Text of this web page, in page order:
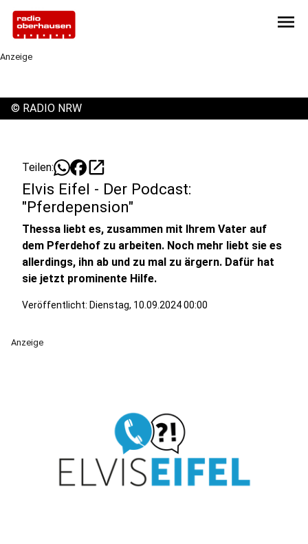
menu
Anzeige
© RADIO NRW
Teilen: open_in_new
Elvis Eifel - Der Podcast:
"Pferdepension"
Thessa liebt es, zusammen mit Ihrem Vater auf
dem Pferdehof zu arbeiten. Noch mehr liebt sie es
allerdings, ihn ab und zu mal zu ärgern. Dafür hat
sie jetzt prominente Hilfe.
Veröffentlicht: Dienstag, 10.09.2024 00:00
Anzeige